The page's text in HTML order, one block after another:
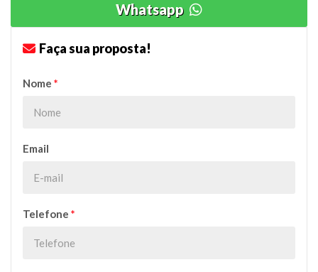
Whatsapp
Faça sua proposta!
Nome *
Email
Telefone *